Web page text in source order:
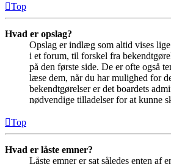
Top
Hvad er opslag?
Opslag er indlæg som altid vises
i et forum, til forskel fra
på den første side. De er ofte også
læse dem, når du har mulighed for
bekendtgørelser er det boardets
nødvendige tilladelser for at kunne
Top
Hvad er låste emner?
Låste emner er sat således enten af